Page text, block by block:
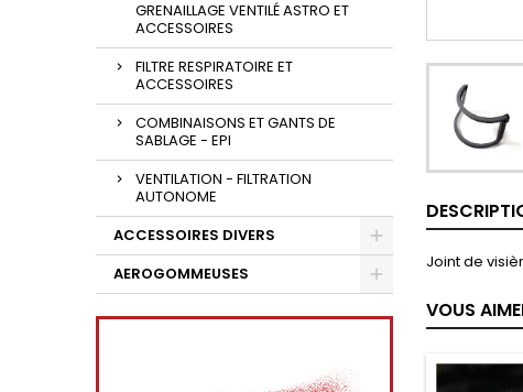
GRENAILLAGE VENTILÉ ASTRO ET
ACCESSOIRES
FILTRE RESPIRATOIRE ET
ACCESSOIRES
COMBINAISONS ET GANTS DE
SABLAGE - EPI
VENTILATION - FILTRATION
AUTONOME
ACCESSOIRES DIVERS
AEROGOMMEUSES
Joint de
VOUS